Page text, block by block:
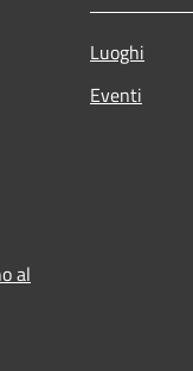
Luoghi
Eventi
al